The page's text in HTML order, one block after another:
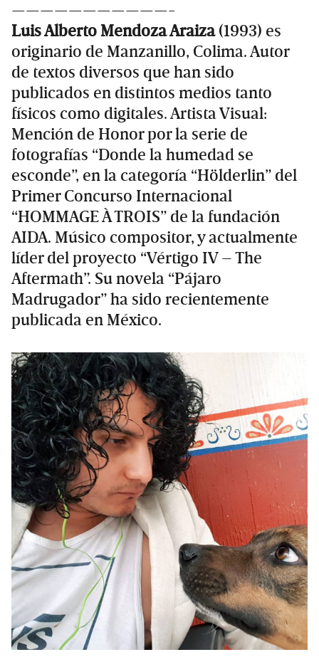
———————————-
Luis Alberto Mendoza Araiza(1993) es
originario de Manzanillo, Colima. Autor
de textos diversos que han sido
publicados en distintos medios tanto
físicos como digitales. Artista Visual:
Mención de Honor por la serie de
fotografías “Donde la humedad se
esconde”, en la categoría “Hölderlin” del
Primer Concurso Internacional
“HOMMAGE À TROIS” de la fundación
AIDA. Músico compositor, y actualmente
líder del proyecto “Vértigo IV – The
Aftermath”. Su novela “Pájaro
Madrugador” ha sido recientemente
publicada en México.